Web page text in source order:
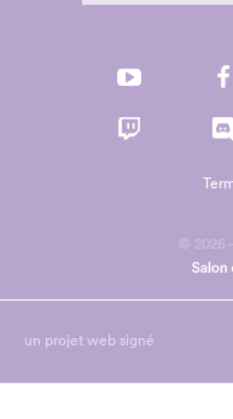
© 2026
un projet web signé